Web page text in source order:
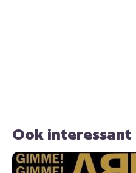
Ook interessant